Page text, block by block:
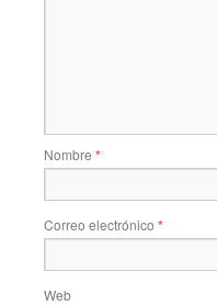
Nombre *
Correo electrónico *
Web